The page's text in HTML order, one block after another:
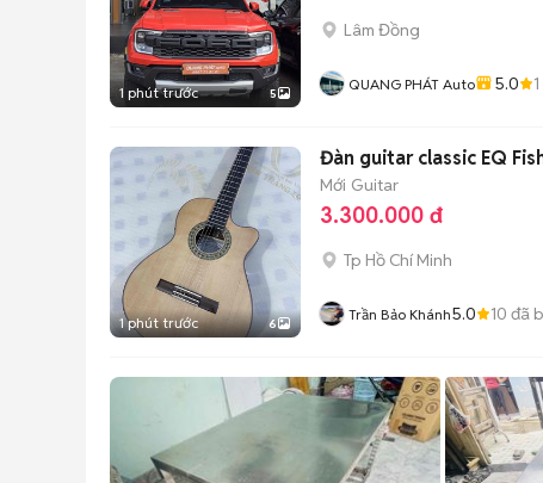
1 phút trước 5
Lâm Đồng
QUANG PHÁT Auto 5.0 1
1 phút trước 6
Đàn guitar classic EQ
Mới Guitar
3.300.000 đ
Tp Hồ Chí Minh
Trần Bảo Khánh5.0 10 đã